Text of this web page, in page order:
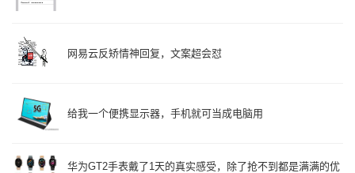
网易云反矫情神回复，文案超会怼
给我一个便携显示器，手机就可当成电脑用
华为GT2手表戴了1天的真实感受，除了抢不到都是满满的优